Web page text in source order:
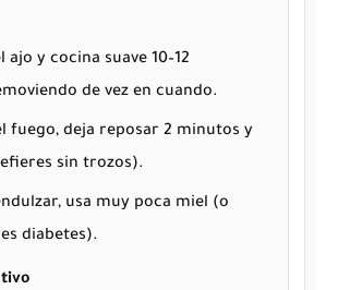
ajo y cocina suave 10–12
de vez en cuando.
fuego, deja reposar 2 minutos y
sin trozos).
usa muy poca miel (o
diabetes).